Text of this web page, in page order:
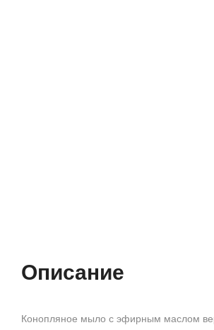
Описание
Конопляное мыло с эфирным маслом